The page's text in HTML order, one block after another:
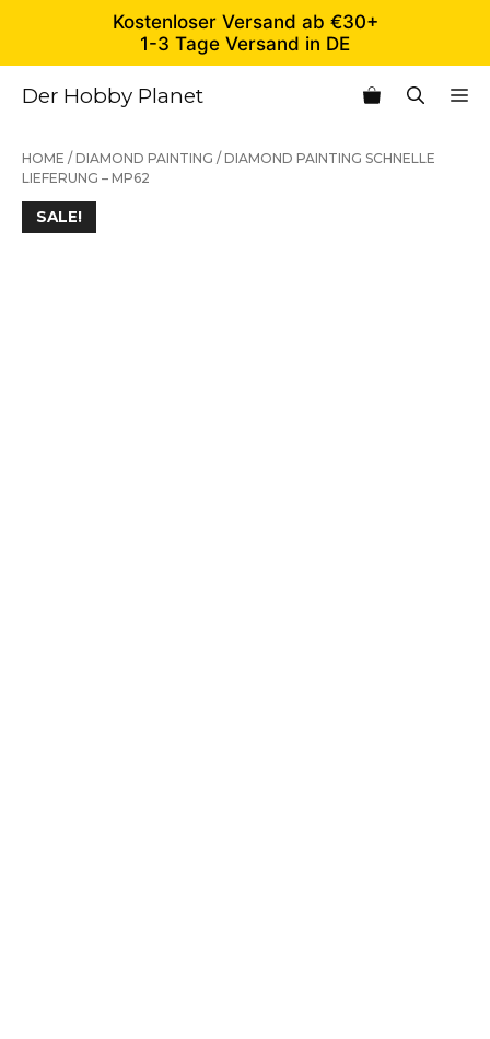
springen
Kostenloser Versand ab €30+
1-3 Tage Versand in DE
Der Hobby Planet
HOME / DIAMOND PAINTING / DIAMOND PAINTING SCHNELLE
LIEFERUNG – MP62
SALE!